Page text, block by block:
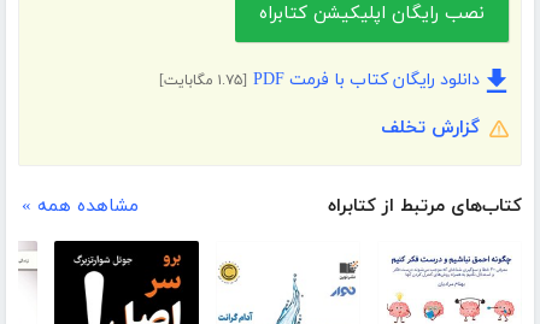
نصب رایگان اپلیکیشن کتابراه
دانلود رایگان کتاب با فرمت PDF [۱.۷۵ مگابایت]
گزارش تخلف
کتاب‌های مرتبط از کتابراه مشاهده همه »